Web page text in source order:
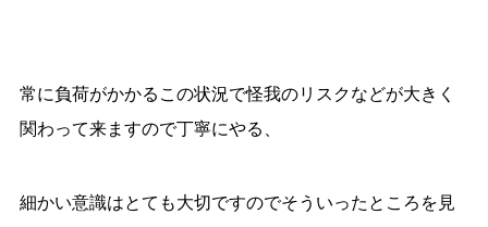
常に負荷がかかるこの状況で怪我のリスクなどが大きく
関わって来ますので丁寧にやる、
細かい意識はとても大切ですのでそういったところを見